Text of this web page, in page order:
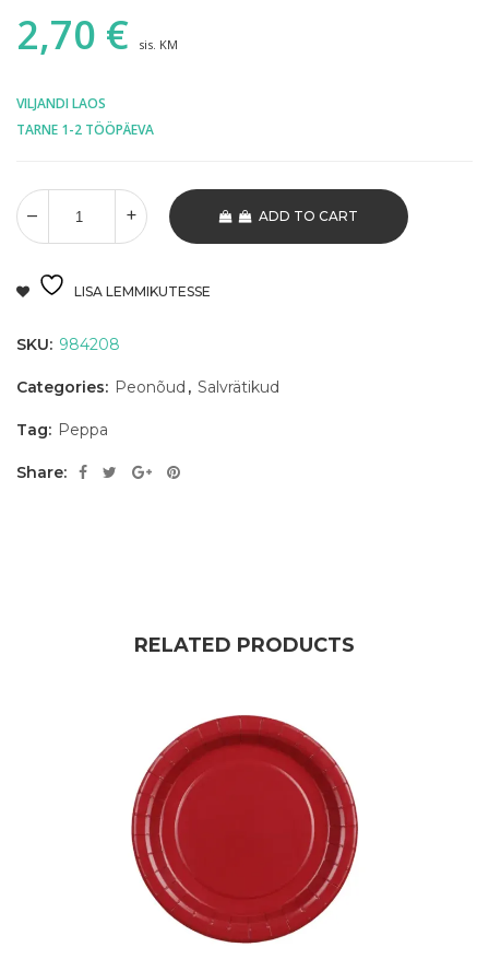
2,70 € sis. KM
VILJANDI LAOS
TARNE 1-2 TÖÖPÄEVA
ADD TO CART
LISA LEMMIKUTESSE
SKU: 984208
Categories: Peonõud , Salvrätikud
Tag: Peppa
Share:
RELATED PRODUCTS